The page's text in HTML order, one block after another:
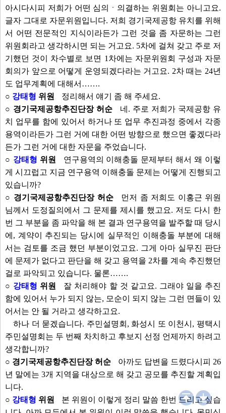
아시다시피 저희가 어떤 심의ㆍ의결하는 위원회는 아니고요.
글자 그대로 자문위원입니다. 저희 경기국제공항 유치를 위해
서 어떤 전문적인 지식이라든가 그런 것을 좀 자문하는 그런
위원회라고 생각하시면 되는 거고요. 5차에 걸쳐 갖고 주로 저
기했던 것이 차수별로 보면 1차에는 자문위원회 구성과 자문
회의가 앞으로 어떻게 운영되겠다라는 거고요. 2차 때는 24년
도 업무계획에 대해서…….
○ 강태형 위원
정리해서 얘기 좀 해 주세요.
○ 경기국제공항추진단장 허순
네. 주로 저희가 국제공항 유
치 업무를 함에 있어서 하거나 또 업무 추진과정 중에서 각종
용역이라든가 그런 거에 대한 어떤 방향으로 했으면 좋겠다라
든가 그런 거에 대한 자문을 주었습니다.
○ 강태형 위원
연구용역의 이해충돌 문제부터 해서 왜 이렇
게 시끄럽고 지금 연구용역 이해충돌 문제는 어떻게 진행되고
있습니까?
○ 경기국제공항추진단장 허순
먼저 좀 저희도 이홍근 위원
님께서 도정질의에서 그 문제를 제시를 했고요. 저도 다시 한
번 그 부분을 좀 파악을 해 본 결과 연구용역을 발주할 때 당시
에, 계약이 추진되는 당시에 실무적인 이해충돌 부분에 대해
서는 검토를 조금 했던 부분이었고요. 그게 아마 실무진 판단
에 문제가 없다고 판단을 해 갖고 용역을 2차를 계속 추진했던
걸로 파악되고 있습니다. 물론…….
○ 강태형 위원
잘 처리해야 할 것 같고요. 그래야 일을 추진
함에 있어서 누가 되지 않는, 모순이 되지 않는 그런 면들이 있
어서는 안 될 거라고 생각하고요.
하나 더 묻겠습니다. 주민설명회, 화성시 또 이천시, 평택시
주민설명회는 두 번째 차치하고 후보지 선정 언제까지 하려고
생각합니까?
○ 경기국제공항추진단장 허순
아까도 답변을 드렸다시피 26
년 말에는 3개 지역을 대상으로 해 갖고 공모를 추진할 계획입
니다.
○ 강태형 위원
본 위원이 이렇게 정리 말씀 한번 드리고 싶습